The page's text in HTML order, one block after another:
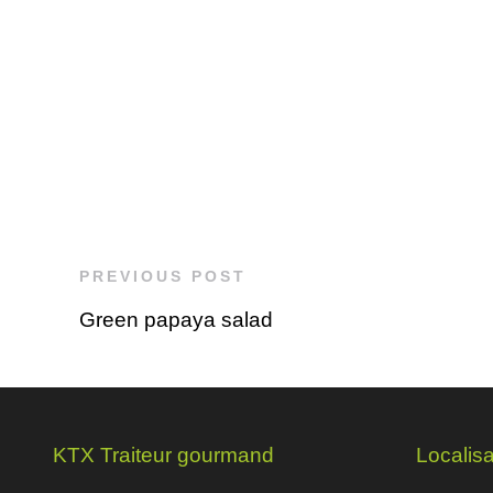
PREVIOUS POST
Green papaya salad
KTX Traiteur gourmand